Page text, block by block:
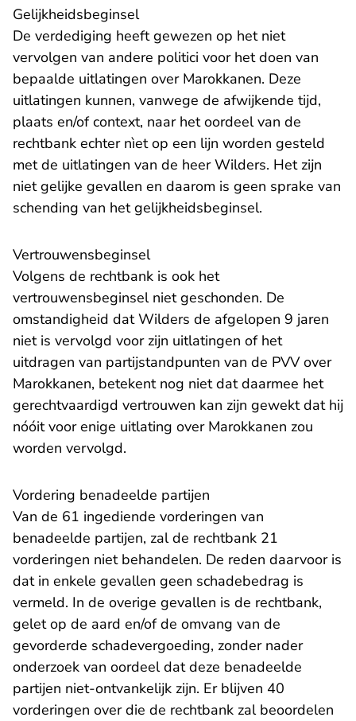
Gelijkheidsbeginsel
De verdediging heeft gewezen op het niet
vervolgen van andere politici voor het doen van
bepaalde uitlatingen over Marokkanen. Deze
uitlatingen kunnen, vanwege de afwijkende tijd,
plaats en/of context, naar het oordeel van de
rechtbank echter nìet op een lijn worden gesteld
met de uitlatingen van de heer Wilders. Het zijn
niet gelijke gevallen en daarom is geen sprake van
schending van het gelijkheidsbeginsel.
Vertrouwensbeginsel
Volgens de rechtbank is ook het
vertrouwensbeginsel niet geschonden. De
omstandigheid dat Wilders de afgelopen 9 jaren
niet is vervolgd voor zijn uitlatingen of het
uitdragen van partijstandpunten van de PVV over
Marokkanen, betekent nog niet dat daarmee het
gerechtvaardigd vertrouwen kan zijn gewekt dat hij
nóóit voor enige uitlating over Marokkanen zou
worden vervolgd.
Vordering benadeelde partijen
Van de 61 ingediende vorderingen van
benadeelde partijen, zal de rechtbank 21
vorderingen niet behandelen. De reden daarvoor is
dat in enkele gevallen geen schadebedrag is
vermeld. In de overige gevallen is de rechtbank,
gelet op de aard en/of de omvang van de
gevorderde schadevergoeding, zonder nader
onderzoek van oordeel dat deze benadeelde
partijen niet-ontvankelijk zijn. Er blijven 40
vorderingen over die de rechtbank zal beoordelen